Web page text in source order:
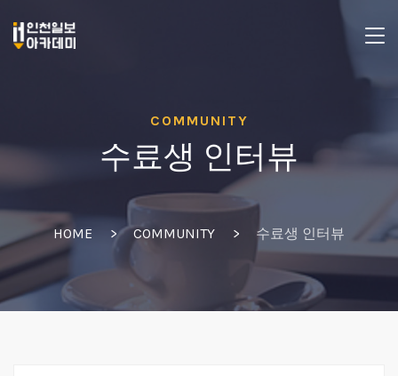
COMMUNITY
수료생 인터뷰
HOME COMMUNITY 수료생 인터뷰